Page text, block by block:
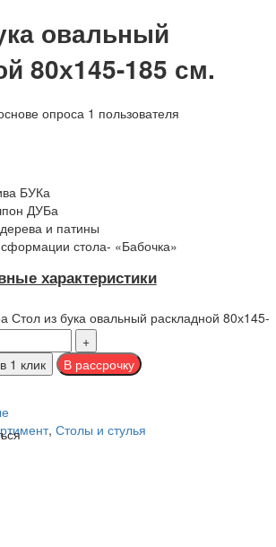
овальный
80х145-185 см.
опроса 1 пользователя
БУКа
ДУБа
и патины
стола- «Бабочка»
характеристики
Стол из бука овальный раскладной 80х145-
1 клик
, Столы и стулья